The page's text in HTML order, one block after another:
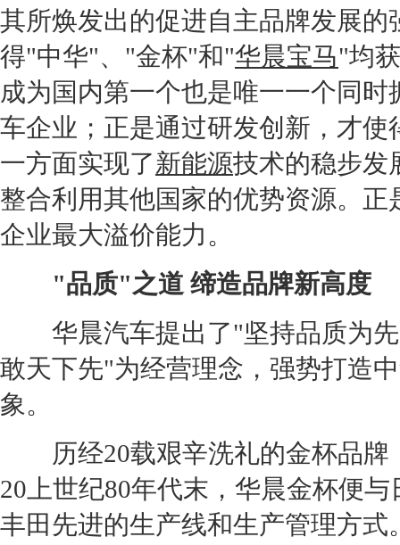
其所焕发出的促进自主品牌发展
得"中华"、"金杯"和"华晨宝马"均
成为国内第一个也是唯一一个同
车企业；正是通过研发创新，才使
一方面实现了新能源技术的稳步发
整合利用其他国家的优势资源。
企业最大溢价能力。
"品质"之道 缔造品牌新高度
华晨汽车提出了"坚持品质为
敢天下先"为经营理念，强势打造
象。
历经20载艰辛洗礼的金杯品牌
20上世纪80年代末， 华晨金杯便与
丰田 先进的生产线和生产管理方式